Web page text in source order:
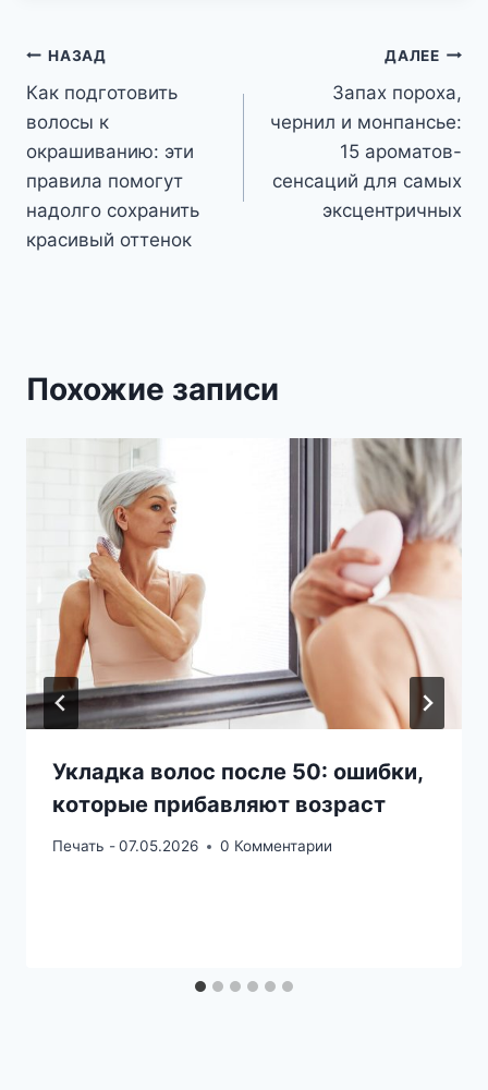
Навигация
по
записям
НАЗАД
Как подготовить
волосы к
окрашиванию: эти
правила помогут
надолго сохранить
красивый оттенок
ДАЛЕЕ
Запах пороха,
чернил и монпансье:
15 ароматов-
сенсаций для самых
эксцентричных
Похожие записи
Укладка волос после 50: ошибки,
которые прибавляют возраст
Печать -07.05.2026 0 Комментарии